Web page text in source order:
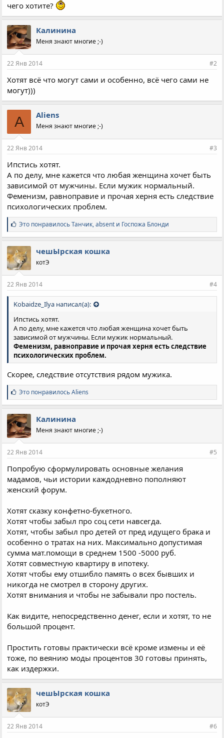
чего хотите?
Калинина
Меня знают многие ;-)
22 Янв 2014 #2
Хотят всё что могут сами и особенно, всё чего сами не
могут)))
A Aliens
Меня знают многие ;-)
22 Янв 2014 #3
Ипстись хотят.
А по делу, мне кажется что любая женщина хочет быть
зависимой от мужчины. Если мужик нормальный.
Феменизм, равноправие и прочая херня есть следствие
психологических проблем.
С
и
м
п
а
т
и
:
Это понравилосьТанчик,absent и Госпожа Блонди
чешЫрская кошка
котЭ
22 Янв 2014 #4
Kobaidze_Ilya написал(а):
Ипстись хотят.
А по делу, мне кажется что любая женщина хочет быть
зависимой от мужчины. Если мужик нормальный.
Феменизм, равноправие и прочая херня есть следствие
психологических проблем.
Скорее, следствие отсутствия рядом мужика.
С
и
м
п
а
т
и
:
Это понравилосьAliens
Калинина
Меня знают многие ;-)
22 Янв 2014 #5
Попробую сформулировать основные желания
мадамов, чьи истории каждодневно пополняют
женский форум.
Хотят сказку конфетно-букетного.
Хотят чтобы забыл про соц сети навсегда.
Хотят, чтобы забыл про детей от пред идущего брака и
особенно о тратах на них. Максимально допустимая
сумма мат.помощи в среднем 1500 -5000 руб.
Хотят совместную квартиру в ипотеку.
Хотят чтобы ему отшибло память о всех бывших и
никогда не смотрел в сторону других.
Хотят внимания и чтобы не забывали про постель.
Как видите, непосредственно денег, если и хотят, то не
большой процент.
Простить готовы практически всё кроме измены и её
тоже, по веянию моды процентов 30 готовы принять,
как издержки.
чешЫрская кошка
котЭ
22 Янв 2014 #6